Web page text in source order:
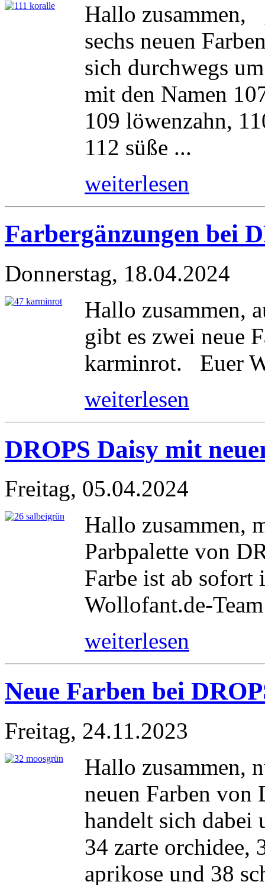
Hallo zusammen,
sechs neuen
sich durchwegs
mit den Namen
109 löwenzahn,
112 süße ...
weiterlesen
Farbergänzungen bei
Donnerstag, 18.04.2024
Hallo zusammen,
gibt es zwei neue
karminrot. Euer
weiterlesen
DROPS Daisy mit
Freitag, 05.04.2024
Hallo zusammen,
Parbpalette von
Farbe ist ab sofort
Wollofant.de-Team
weiterlesen
Neue Farben bei
Freitag, 24.11.2023
Hallo zusammen,
neuen Farben von
handelt sich dabei
34 zarte orchidee,
aprikose und 38